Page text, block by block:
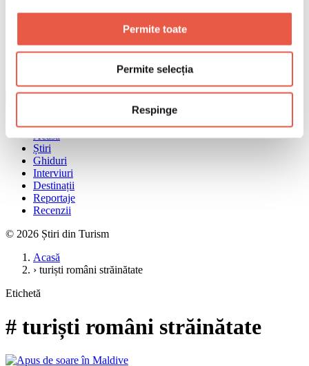
Permite toate
Permite selecția
Respinge
Acasă
Știri
Ghiduri
Interviuri
Destinații
Reportaje
Recenzii
© 2026 Știri din Turism
Acasă
› turiști români străinătate
Etichetă
# turiști români străinătate